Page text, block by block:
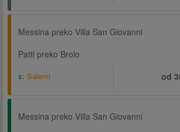
Messina preko Villa San Giovanni
Patti preko Brolo
s: Salemi od
Messina preko Villa San Giovanni